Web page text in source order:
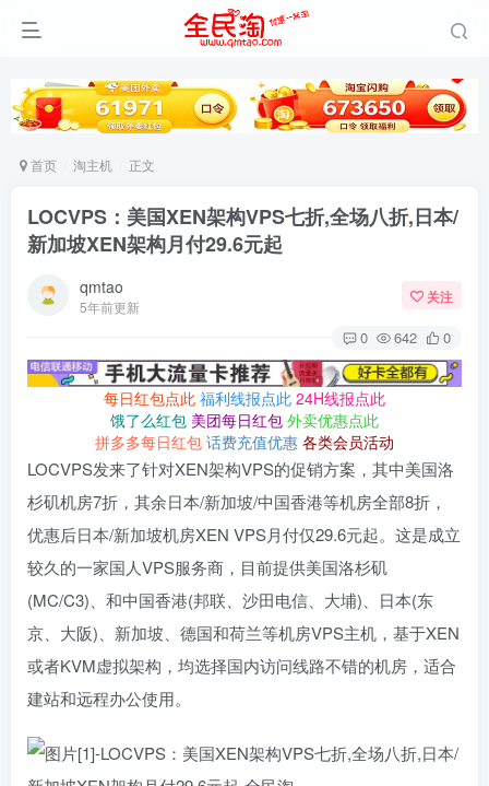
首页 淘主机 正文
LOCVPS：美国XEN架构VPS七折,全场八折,日本/
新加坡XEN架构月付29.6元起
qmtao
5年前更新
关注
0 642 0
每日红包点此 福利线报点此 24H线报点此
饿了么红包 美团每日红包 外卖优惠点此
拼多多每日红包 话费充值优惠 各类会员活动
LOCVPS发来了针对XEN架构VPS的促销方案，其中美国洛
杉矶机房7折，其余日本/新加坡/中国香港等机房全部8折，
优惠后日本/新加坡机房XEN VPS月付仅29.6元起。这是成立
较久的一家国人VPS服务商，目前提供美国洛杉矶
(MC/C3)、和中国香港(邦联、沙田电信、大埔)、日本(东
京、大阪)、新加坡、德国和荷兰等机房VPS主机，基于XEN
或者KVM虚拟架构，均选择国内访问线路不错的机房，适合
建站和远程办公使用。